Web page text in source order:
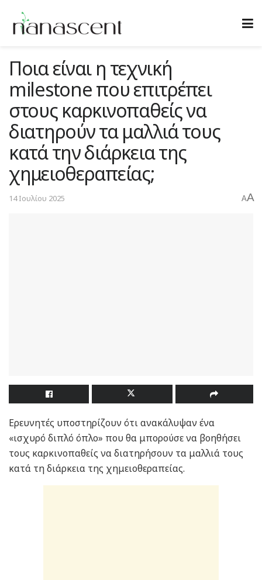
Ποια είναι η τεχνική
milestone που επιτρέπει
στους καρκινοπαθείς να
διατηρούν τα μαλλιά τους
κατά την διάρκεια της
χημειοθεραπείας;
14 Ιουλίου 2025 AA
Ερευνητές υποστηρίζουν ότι ανακάλυψαν ένα
«ισχυρό διπλό όπλο» που θα μπορούσε να βοηθήσει
τους καρκινοπαθείς να διατηρήσουν τα μαλλιά τους
κατά τη διάρκεια της χημειοθεραπείας.